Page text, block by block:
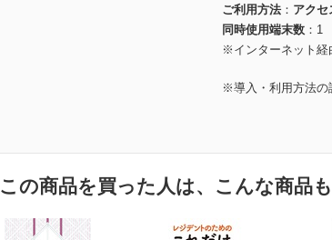
ご利用方法
アクセ
同時使用端末数
1
※インターネット経
※導入・利用方法の
この商品を買った人は、こんな商品